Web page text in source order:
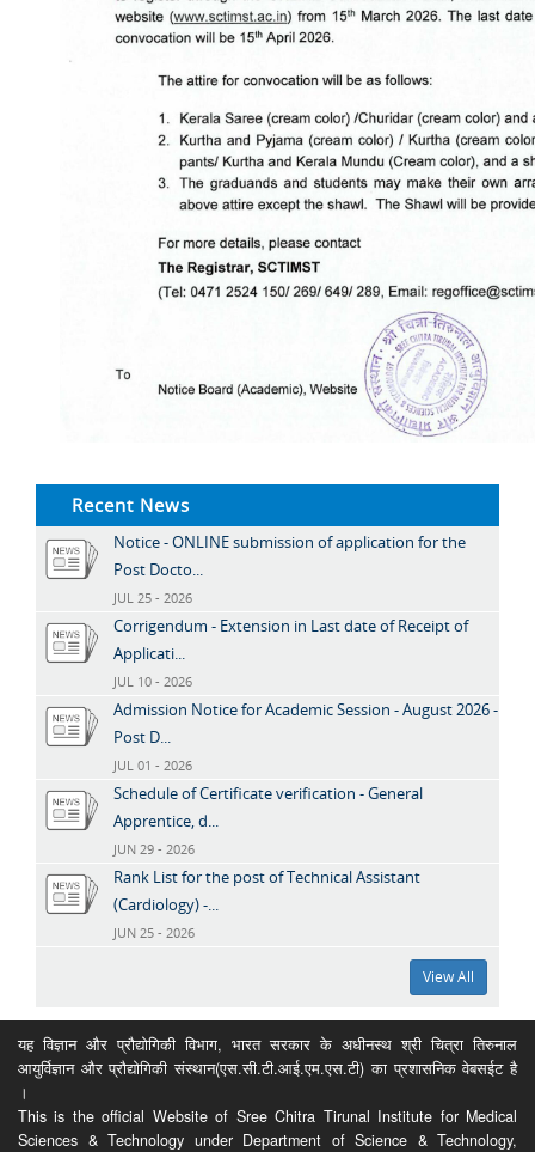
Recent News
Notice - ONLINE submission of application for the
Post Docto...
JUL 25 - 2026
Corrigendum - Extension in Last date of Receipt of
Applicati...
JUL 10 - 2026
Admission Notice for Academic Session - August 2026 -
Post D...
JUL 01 - 2026
Schedule of Certificate verification - General
Apprentice, d...
JUN 29 - 2026
Rank List for the post of Technical Assistant
(Cardiology) -...
JUN 25 - 2026
View All
यह विज्ञान और प्रौद्योगिकी विभाग, भारत सरकार के अधीनस्थ श्री चित्रा तिरुनाल
आयुर्विज्ञान और प्रौद्योगिकी संस्थान(एस.सी.टी.आई.एम.एस.टी) का प्रशासनिक वेबसईट है
।
This is the official Website of Sree Chitra Tirunal Institute for Medical
Sciences & Technology under Department of Science & Technology,